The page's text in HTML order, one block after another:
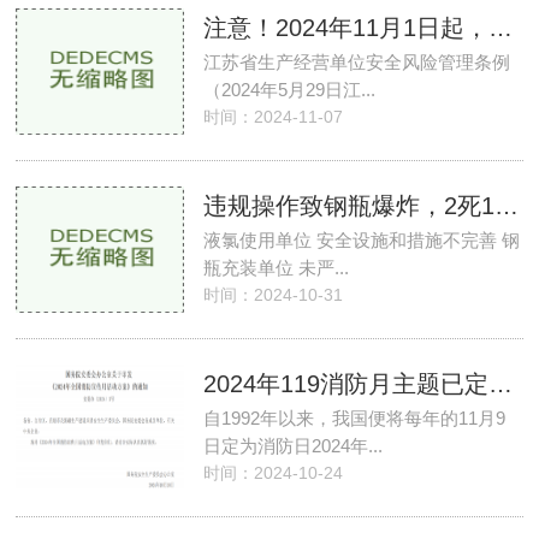
注意！2024年11月1日起，生产经营单位每年至少开
江苏省生产经营单位安全风险管理条例
（2024年5月29日江...
时间：2024-11-07
违规操作致钢瓶爆炸，2死1伤！
液氯使用单位 安全设施和措施不完善 钢
瓶充装单位 未严...
时间：2024-10-31
2024年119消防月主题已定！消防月活动部署开展具
自1992年以来，我国便将每年的11月9
日定为消防日2024年...
时间：2024-10-24